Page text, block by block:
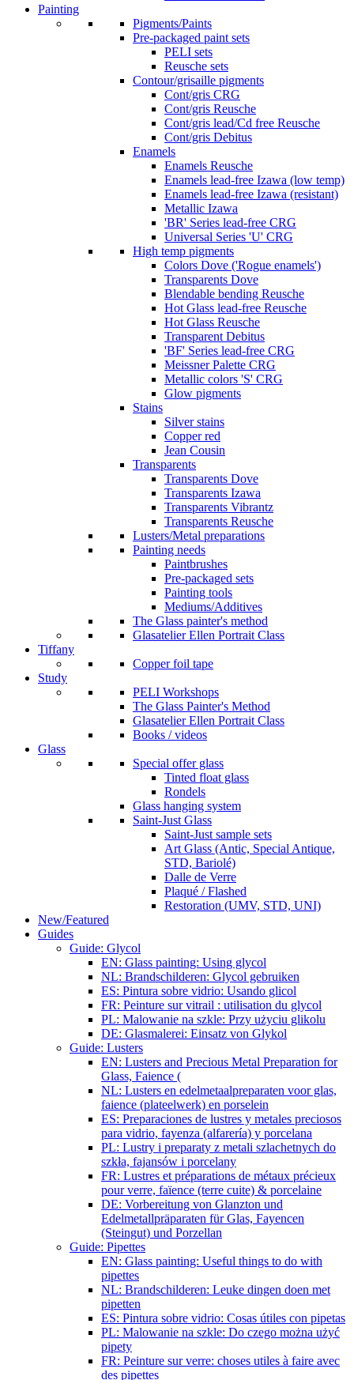
Painting
Pigments/Paints
Pre-packaged paint sets
PELI sets
Reusche sets
Contour/grisaille pigments
Cont/gris CRG
Cont/gris Reusche
Cont/gris lead/Cd free Reusche
Cont/gris Debitus
Enamels
Enamels Reusche
Enamels lead-free Izawa (low temp)
Enamels lead-free Izawa (resistant)
Metallic Izawa
'BR' Series lead-free CRG
Universal Series 'U' CRG
High temp pigments
Colors Dove ('Rogue enamels')
Transparents Dove
Blendable bending Reusche
Hot Glass lead-free Reusche
Hot Glass Reusche
Transparent Debitus
'BF' Series lead-free CRG
Meissner Palette CRG
Metallic colors 'S' CRG
Glow pigments
Stains
Silver stains
Copper red
Jean Cousin
Transparents
Transparents Dove
Transparents Izawa
Transparents Vibrantz
Transparents Reusche
Lusters/Metal preparations
Painting needs
Paintbrushes
Pre-packaged sets
Painting tools
Mediums/Additives
The Glass painter's method
Glasatelier Ellen Portrait Class
Tiffany
Copper foil tape
Study
PELI Workshops
The Glass Painter's Method
Glasatelier Ellen Portrait Class
Books / videos
Glass
Special offer glass
Tinted float glass
Rondels
Glass hanging system
Saint-Just Glass
Saint-Just sample sets
Art Glass (Antic, Special Antique,
STD, Bariolé)
Dalle de Verre
Plaqué / Flashed
Restoration (UMV, STD, UNI)
New/Featured
Guides
Guide: Glycol
EN: Glass painting: Using glycol
NL: Brandschilderen: Glycol gebruiken
ES: Pintura sobre vidrio: Usando glicol
FR: Peinture sur vitrail : utilisation du glycol
PL: Malowanie na szkle: Przy użyciu glikolu
DE: Glasmalerei: Einsatz von Glykol
Guide: Lusters
EN: Lusters and Precious Metal Preparation for
Glass, Faience (
NL: Lusters en edelmetaalpreparaten voor glas,
faience (plateelwerk) en porselein
ES: Preparaciones de lustres y metales preciosos
para vidrio, fayenza (alfarería) y porcelana
PL: Lustry i preparaty z metali szlachetnych do
szkła, fajansów i porcelany
FR: Lustres et préparations de métaux précieux
pour verre, faïence (terre cuite) & porcelaine
DE: Vorbereitung von Glanzton und
Edelmetallpräparaten für Glas, Fayencen
(Steingut) und Porzellan
Guide: Pipettes
EN: Glass painting: Useful things to do with
pipettes
NL: Brandschilderen: Leuke dingen doen met
pipetten
ES: Pintura sobre vidrio: Cosas útiles con pipetas
PL: Malowanie na szkle: Do czego można użyć
pipety
FR: Peinture sur verre: choses utiles à faire avec
des pipettes